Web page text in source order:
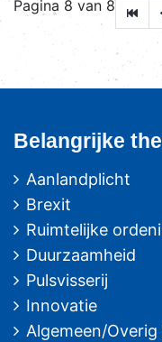
Pagina 8 van 8
Belangrijke
Aanlandplicht
Brexit
Ruimtelijke
Duurzaamheid
Pulsvisserij
Innovatie
Algemeen/Overig